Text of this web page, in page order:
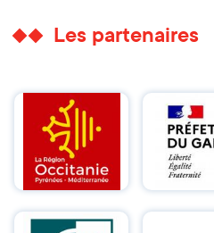
Les partenaires